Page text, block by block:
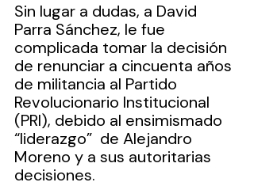
Sin lugar a dudas, a David
Parra Sánchez, le fue
complicada tomar la decisión
de renunciar a cincuenta años
de militancia al Partido
Revolucionario Institucional
(PRI), debido al ensimismado
“liderazgo”  de Alejandro
Moreno y a sus autoritarias
decisiones.